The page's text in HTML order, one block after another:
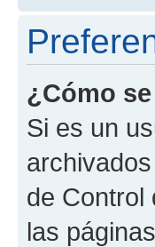
¿Cómo
Si es un
de Control
las